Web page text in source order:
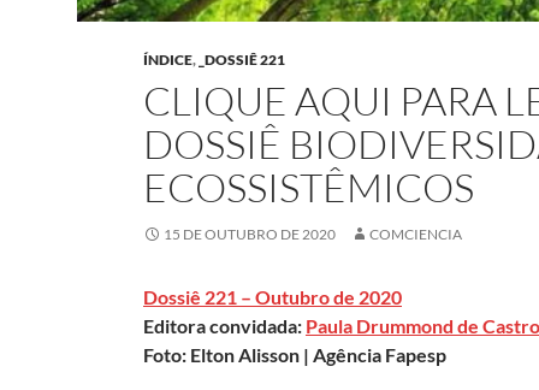
ÍNDICE, _DOSSIÊ 221
CLIQUE AQUI PARA
DOSSIÊ
ECOSSISTÊMICOS
15 DE OUTUBRO DE 2020 COMCIENCIA
Dossiê 221 – Outubro de 2020
Editora convidada: Paula Drummond de Castro
Foto: Elton Alisson | Agência Fapesp